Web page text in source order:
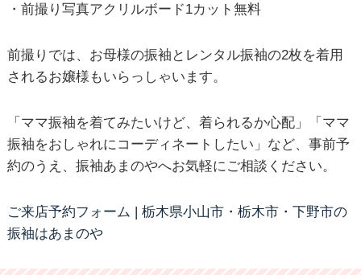
・前撮り写真アクリルボード1カット無料
前撮りでは、お母様の振袖とレンタル振袖の2枚を着用
されるお嬢様もいらっしゃいます。
「ママ振袖を着てみたいけど、着られるか心配」「ママ
振袖をおしゃれにコーディネートしたい」など、事前予
約のうえ、振袖あまのやへお気軽にご相談ください。
ご来店予約フォーム | 栃木県小山市・栃木市・下野市の
振袖はあまのや